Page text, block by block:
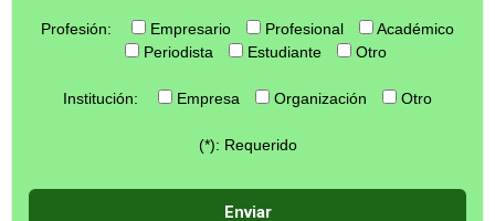
Profesión: Empresario Profesional
Académico
Periodista
Estudiante Otro
Institución: Empresa Organización Otro
(*): Requerido